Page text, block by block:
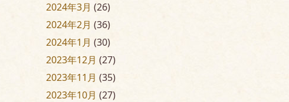
2024年3月 (26)
2024年2月 (36)
2024年1月 (30)
2023年12月 (27)
2023年11月 (35)
2023年10月 (27)